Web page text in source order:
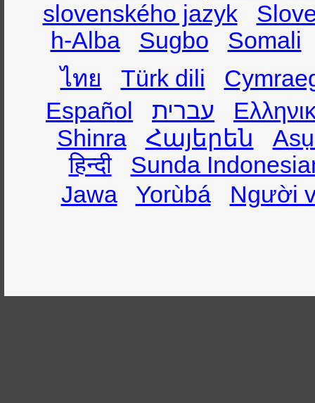
slovenského jazyk
h-Alba
Sugbo
Somali
ไทย
Türk dili
Español
עברית
Shinra
Հայերեն
हिन्दी
Sunda
Jawa
Yorùbá Người